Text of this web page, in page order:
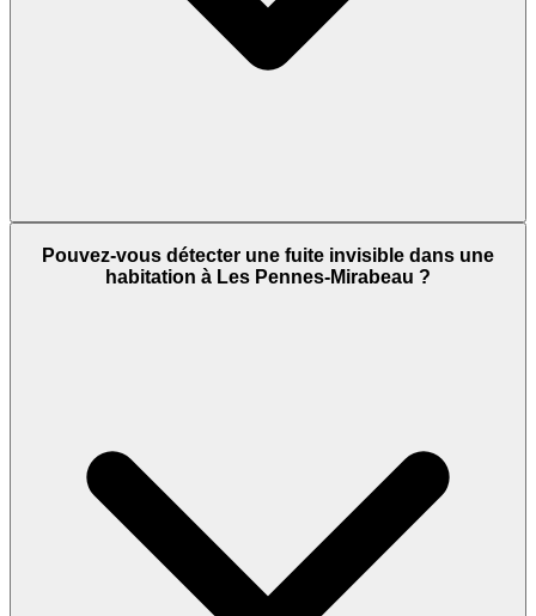
Pouvez-vous détecter une fuite invisible dans une
habitation à Les Pennes-Mirabeau ?